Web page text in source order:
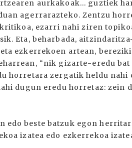
aurkakoak... guztiek
agerrarazteko. Zentzu
ezarri nahi ziren
Eta, beharbada,
ezkerrekoen artean,
“nik gizarte-eredu
horretara zergatik heldu nahi
dugun eredu horretaz: zein
edo beste batzuk egon
izatea edo ezkerrekoa